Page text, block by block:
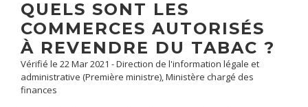
QUELS SONT LES
COMMERCES AUTORISÉS
À REVENDRE DU TABAC ?
Vérifié le 22 Mar 2021 - Direction de l'information légale et
administrative (Première ministre), Ministère chargé des
finances